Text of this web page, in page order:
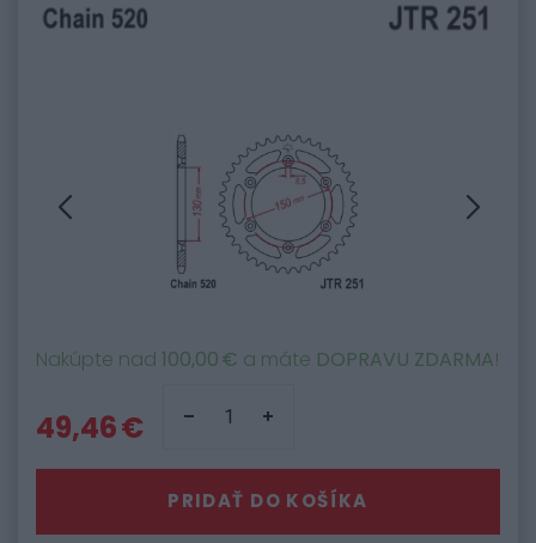
Nakúpte nad 100,00 € a máte DOPRAVU ZDARMA!
49,46 €
PRIDAŤ DO KOŠÍKA